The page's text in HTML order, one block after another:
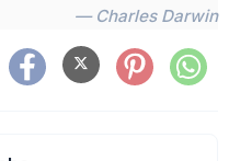
— Charles Darwin